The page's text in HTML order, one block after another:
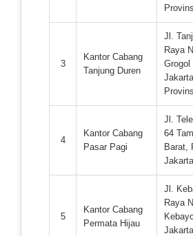
3
Kantor Cabang
Tanjung Duren
Jl.
Raya
Grogol
4
Kantor Cabang
Pasar Pagi
Jl.
64
Barat,
Jakarta
5
Kantor Cabang
Permata Hijau
Jl.
Raya